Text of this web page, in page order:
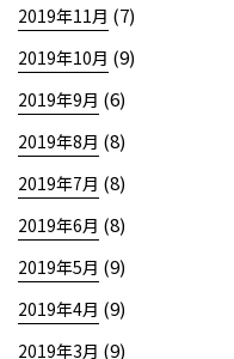
2019年11月 (7)
2019年10月 (9)
2019年9月 (6)
2019年8月 (8)
2019年7月 (8)
2019年6月 (8)
2019年5月 (9)
2019年4月 (9)
2019年3月 (9)